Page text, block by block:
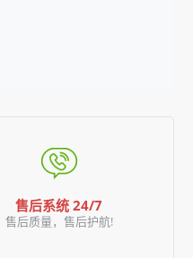
售后系统 24/7
售后质量，售后护航!